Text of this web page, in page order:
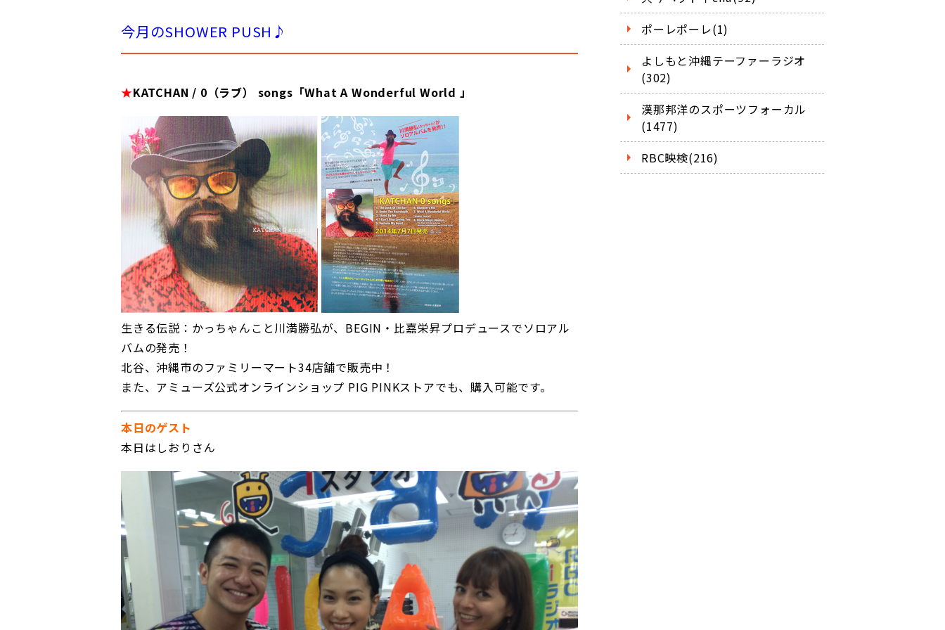
今月のSHOWER PUSH♪
★KATCHAN / 0（ラブ） songs「What A Wonderful World 」
生きる伝説：かっちゃんこと川満勝弘が、BEGIN・比嘉栄昇プロデュースでソロアル
バムの発売！
北谷、沖縄市のファミリーマート34店舗で販売中！
また、アミューズ公式オンラインショップ PIG PINKストアでも、購入可能です。
本日のゲスト
本日はしおりさん
ポーレポーレ(1)
よしもと沖縄テーファーラジオ
(302)
漢那邦洋のスポーツフォーカル
(1477)
RBC映検(216)